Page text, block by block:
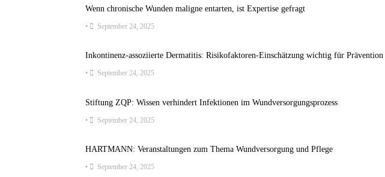
Wenn chronische Wunden maligne entarten, ist Expertise gefragt
• September 24, 2025
Inkontinenz-assoziierte Dermatitis: Risikofaktoren-Einschätzung wichtig für Prävention
• September 24, 2025
Stiftung ZQP: Wissen verhindert Infektionen im Wundversorgungsprozess
• September 24, 2025
HARTMANN: Veranstaltungen zum Thema Wundversorgung und Pflege
• September 24, 2025